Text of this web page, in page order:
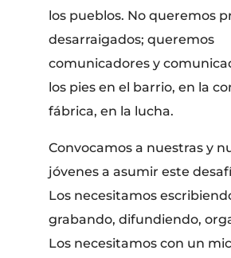
los pueblos. No queremos
desarraigados; queremos
comunicadores y
los pies en el barrio, en la
fábrica, en la lucha.
Convocamos a nuestras y
jóvenes a asumir este
Los necesitamos
grabando, difundiendo,
Los necesitamos con un